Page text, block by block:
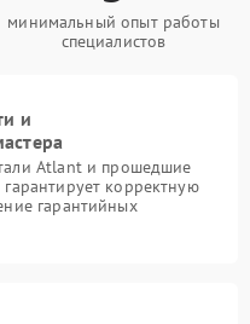
минимальный опыт работы
специалистов
и
Atlant и прошедшие
корректную
гарантийных